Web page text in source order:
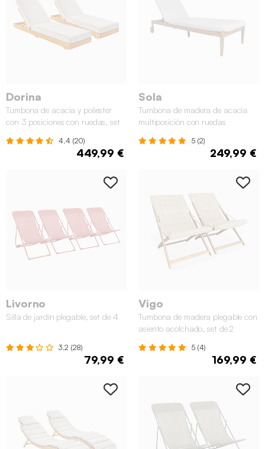
Dorina
Tumbona de acacia y poliéster
con 3 posiciones con ruedas, set
4.4 (20)
449,99 €
Sola
Tumbona de madera de acacia
multiposición con ruedas
5 (2)
249,99 €
Livorno
Silla de jardín plegable, set de 4
3.2 (28)
79,99 €
Vigo
Tumbona de madera plegable con
asiento acolchado, set de 2
5 (4)
169,99 €